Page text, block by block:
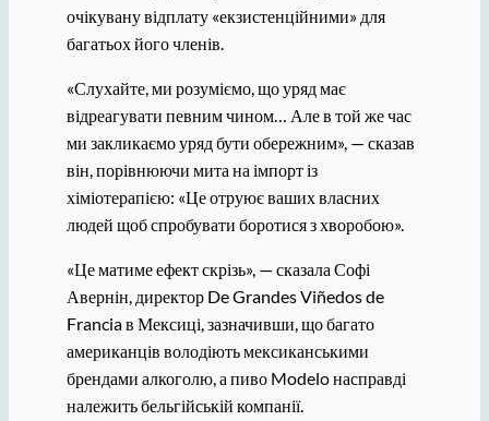
очікувану відплату «екзистенційними» для
багатьох його членів.
«Слухайте, ми розуміємо, що уряд має
відреагувати певним чином… Але в той же час
ми закликаємо уряд бути обережним», — сказав
він, порівнюючи мита на імпорт із
хіміотерапією: «Це отруює ваших власних
людей щоб спробувати боротися з хворобою».
«Це матиме ефект скрізь», — сказала Софі
Авернін, директор De Grandes Viñedos de
Francia в Мексиці, зазначивши, що багато
американців володіють мексиканськими
брендами алкоголю, а пиво Modelo насправді
належить бельгійській компанії.